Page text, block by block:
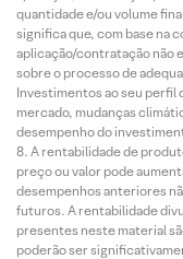
quantidade e/ou volume
significa que, com base na
aplicação/contratação não
sobre o processo de
Investimentos ao seu perfil
mercado, mudanças
desempenho do
A rentabilidade de
preço ou valor pode
desempenhos anteriores
futuros. A rentabilidade
presentes neste material
poderão ser